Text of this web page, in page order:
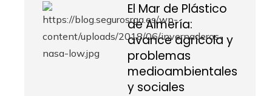
El Mar de Plástico
de Almería:
avance agrícola y
problemas
medioambientales
y sociales